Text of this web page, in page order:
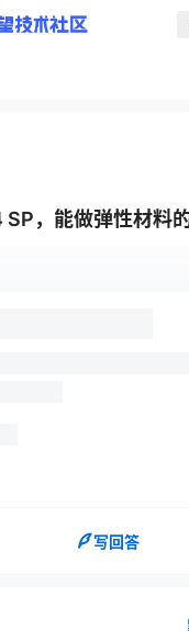
，能做弹性材料的
写回答